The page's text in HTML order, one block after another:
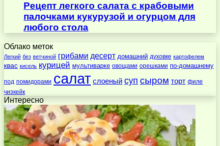
Рецепт легкого салата с крабовыми
палочками кукурузой и огурцом для
любого стола
Облако меток
Легкий без ветчиной грибами десерт домашний духовке картофелем
квас кисель курицей мультиварке овощами орешками по-домашнему
под помидорами салат слоеный суп сыром торт филе
чизкейк
Интересно